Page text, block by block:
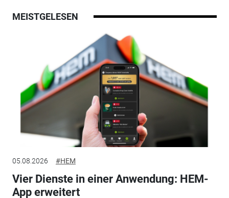
MEISTGELESEN
05.08.2026 #HEM
Vier Dienste in einer Anwendung: HEM-
App erweitert